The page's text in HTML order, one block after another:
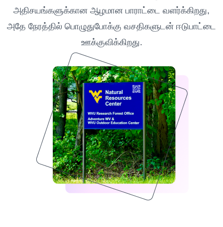
அதிசயங்களுக்கான ஆழமான பாராட்டை வளர்க்கிறது,
அதே நேரத்தில் பொழுதுபோக்கு வசதிகளுடன் ஈடுபாட்டை
ஊக்குவிக்கிறது.